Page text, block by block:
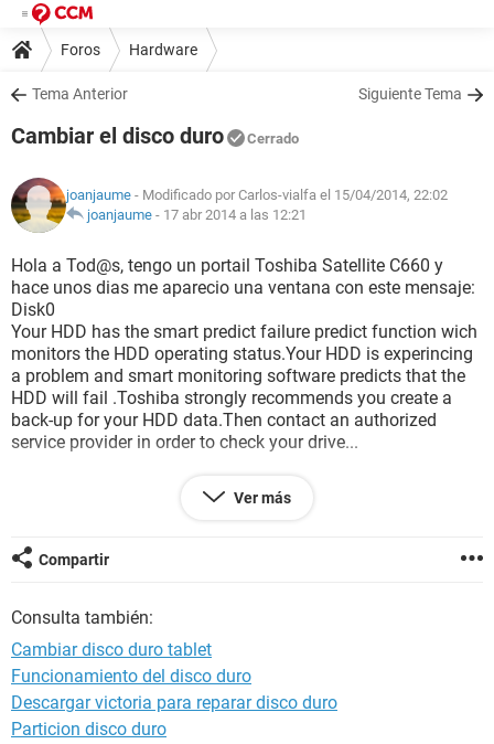
Foros Hardware
Tema Anterior Siguiente Tema
Cambiar el disco duro Cerrado
joanjaume - Modificado por Carlos-vialfa el 15/04/2014, 22:02
joanjaume - 17 abr 2014 a las 12:21
Hola a Tod@s, tengo un portail Toshiba Satellite C660 y
hace unos dias me aparecio una ventana con este mensaje:
Disk0
Your HDD has the smart predict failure predict function wich
monitors the HDD operating status.Your HDD is experincing
a problem and smart monitoring software predicts that the
HDD will fail .Toshiba strongly recommends you create a
back-up for your HDD data.Then contact an authorized
service provider in order to check your drive...
He estado buscando por internet y parece ser que mi disco
duro esta muriendo...por eso quiero preguntaros si alguien
duro, como debo reinstalar el sistema operativo tras
cambiarlo,he hecho la copia de seguridad que me sugiere la
Ver más
Compartir
Consulta también:
Cambiar disco duro tablet
Funcionamiento del disco duro
Descargar victoria para reparar disco duro
Particion disco duro